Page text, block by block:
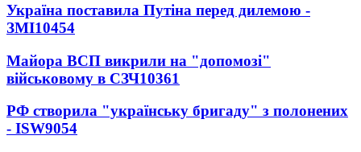
Україна поставила Путіна перед дилемою -
ЗМІ10454
Майора ВСП викрили на "допомозі"
військовому в СЗЧ10361
РФ створила "українську бригаду" з полонених
- ISW9054